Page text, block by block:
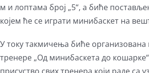
м и лоптама број „5“, а биће
којем ће се играти минибаскет на
У току такмичења биће организована
тренере „Од минибаскета до